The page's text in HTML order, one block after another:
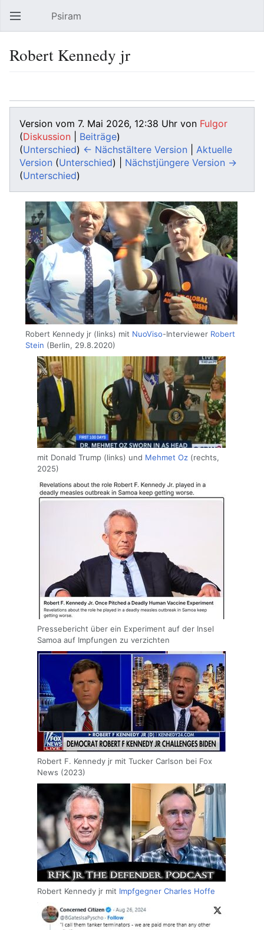
Hauptmenü öffnen Psiram
Robert Kennedy jr
Version vom 7. Mai 2026, 12:38 Uhr von Fulgor
(Diskussion Beiträge)
(Unterschied) ← Nächstältere Version
Aktuelle
Version (Unterschied) | Nächstjüngere Version →
(Unterschied)
Robert Kennedy jr (links) mit NuoViso-Interviewer Robert
Stein (Berlin, 29.8.2020)
mit Donald Trump (links) und Mehmet Oz (rechts,
2025)
Pressebericht über ein Experiment auf der Insel
Samoa auf Impfungen zu verzichten
Robert F. Kennedy jr mit Tucker Carlson bei Fox
News (2023)
Robert Kennedy jr mit Impfgegner Charles Hoffe